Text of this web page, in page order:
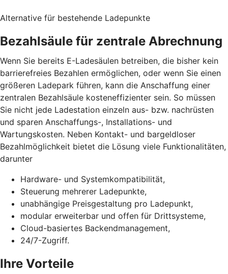
Alternative für bestehende Ladepunkte
Bezahlsäule für zentrale Abrechnung
Wenn Sie bereits E-Ladesäulen betreiben, die bisher kein
barrierefreies Bezahlen ermöglichen, oder wenn Sie einen
größeren Ladepark führen, kann die Anschaffung einer
zentralen Bezahlsäule kosteneffizienter sein. So müssen
Sie nicht jede Ladestation einzeln aus- bzw. nachrüsten
und sparen Anschaffungs-, Installations- und
Wartungskosten. Neben Kontakt- und bargeldloser
Bezahlmöglichkeit bietet die Lösung viele Funktionalitäten,
darunter
Hardware- und Systemkompatibilität,
Steuerung mehrerer Ladepunkte,
unabhängige Preisgestaltung pro Ladepunkt,
modular erweiterbar und offen für Drittsysteme,
Cloud-basiertes Backendmanagement,
24/7-Zugriff.
Ihre Vorteile